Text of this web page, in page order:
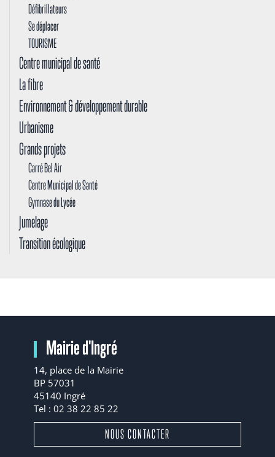
Défibrillateurs
Se déplacer
TOURISME
Centre municipal de santé
La fibre
Environnement & développement durable
Urbanisme
Grands projets
Carré Bel Air
Centre Municipal de Santé
Gymnase du Lycée
Jumelage
Transition écologique
Mairie d'Ingré
14, place de la Mairie
BP 57031
45140 Ingré
Tel : 02 38 22 85 22
NOUS CONTACTER